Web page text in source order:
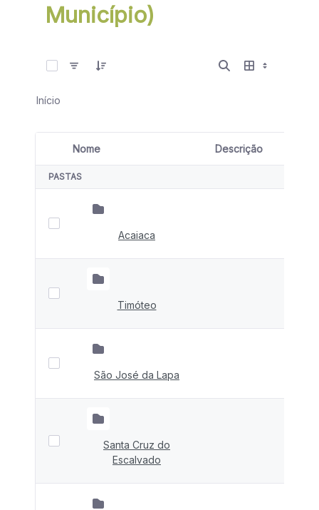
Município)
Início
Seleção de item
Nome Descrição
PASTAS
Acaiaca
Timóteo
São José da Lapa
Santa Cruz do
Escalvado